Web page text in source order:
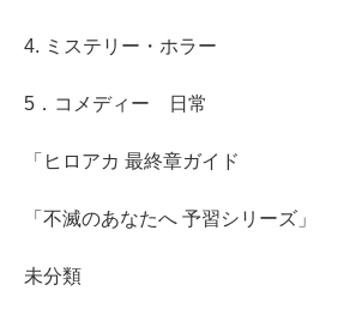
4. ミステリー・ホラー
5．コメディー 日常
「ヒロアカ 最終章ガイド
「不滅のあなたへ 予習シリーズ」
未分類